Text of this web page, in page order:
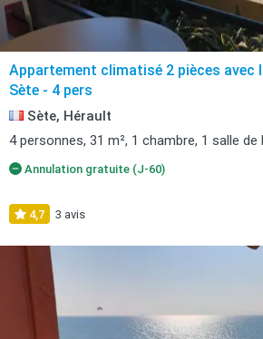
Appartement climatisé 2 pièces avec
Sète - 4 pers
Sète, Hérault
4 personnes, 31 m², 1 chambre, 1 salle de
Annulation gratuite (J-60)
4,7 3 avis